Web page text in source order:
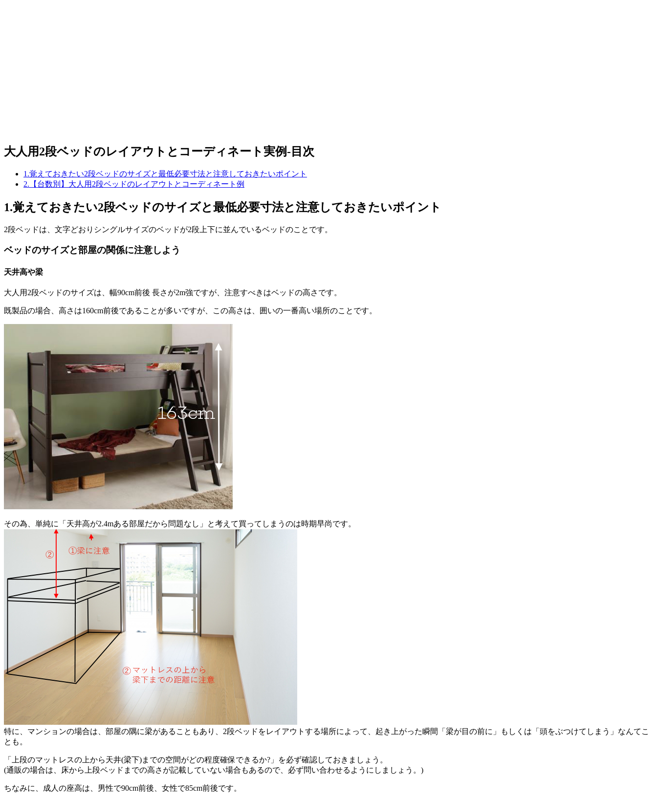
大人用2段ベッドのレイアウトとコーディネート実例-目次
1.覚えておきたい2段ベッドのサイズと最低必要寸法と注意しておきたいポイント
2.【台数別】大人用2段ベッドのレイアウトとコーディネート例
1.覚えておきたい2段ベッドのサイズと最低必要寸法と注意しておきたいポイント
2段ベッドは、文字どおりシングルサイズのベッドが2段上下に並んでいるベッドのことです。
ベッドのサイズと部屋の関係に注意しよう
天井高や梁
大人用2段ベッドのサイズは、幅90cm前後 長さが2m強ですが、注意すべきはベッドの高さです。
既製品の場合、高さは160cm前後であることが多いですが、この高さは、囲いの一番高い場所のことです。
その為、単純に「天井高が2.4mある部屋だから問題なし」と考えて買ってしまうのは時期早尚です。
特に、マンションの場合は、部屋の隅に梁があることもあり、2段ベッドをレイアウトする場所によって、起き上がった瞬間「梁が目の前に」もしくは「頭をぶつけてしまう」なんてこ
とも。
「上段のマットレスの上から天井(梁下)までの空間がどの程度確保できるか?」
を必ず確認しておきましょう。
(通販の場合は、床から上段ベッドまでの高さが記載していない場合もあるので、必ず問い合わせるようにしましょう。)
ちなみに、成人の座高は、男性で90cm前後、女性で85cm前後です。